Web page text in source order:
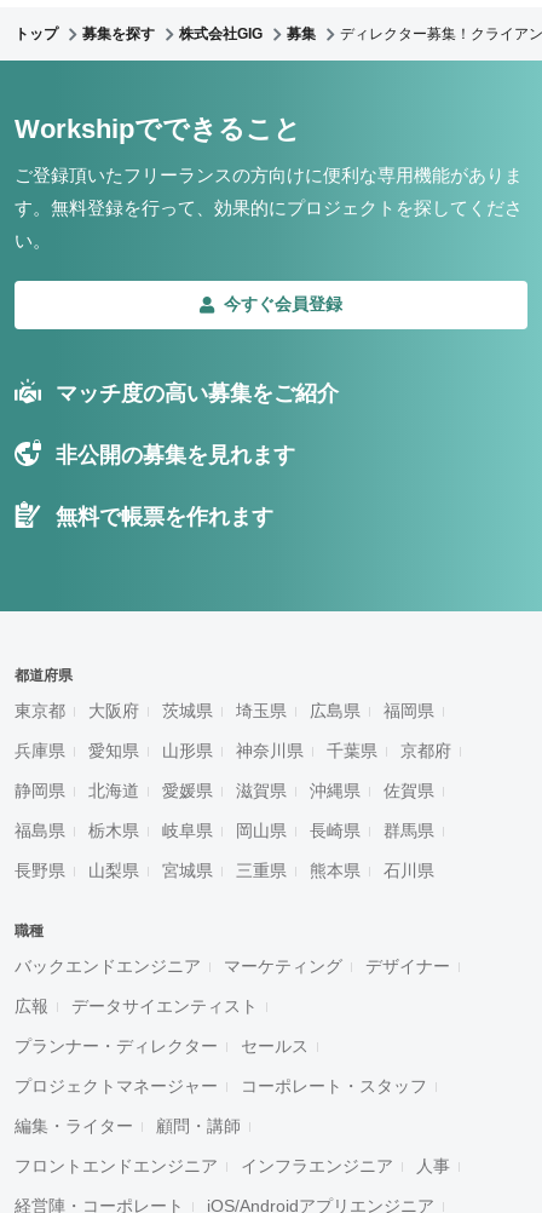
トップ 募集を探す 株式会社GIG 募集 ディレクター募集！クライア
Workshipでできること
ご登録頂いたフリーランスの方向けに便利な専用機能がありま
す。 無料登録を行って、効果的にプロジェクトを探してくださ
い。
今すぐ会員登録
マッチ度の高い募集をご紹介
非公開の募集を見れます
無料で帳票を作れます
都道府県
東京都 大阪府 茨城県 埼玉県 広島県 福岡県
兵庫県 愛知県 山形県 神奈川県 千葉県 京都府
静岡県 北海道 愛媛県 滋賀県 沖縄県 佐賀県
福島県 栃木県 岐阜県 岡山県 長崎県 群馬県
長野県 山梨県 宮城県 三重県 熊本県 石川県
職種
バックエンドエンジニア マーケティング デザイナー
広報 データサイエンティスト
プランナー・ディレクター セールス
プロジェクトマネージャー コーポレート・スタッフ
編集・ライター 顧問・講師
フロントエンドエンジニア インフラエンジニア 人事
経営陣・コーポレート iOS/Androidアプリエンジニア